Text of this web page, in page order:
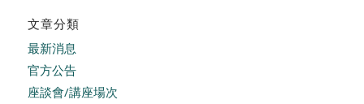
文章分類
最新消息
官方公告
座談會/講座場次